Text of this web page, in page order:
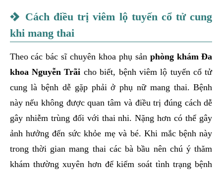
Cách điều trị viêm lộ tuyến cổ tử cung
khi mang thai
Theo các bác sĩ chuyên khoa phụ sản phòng khám Đa
khoa Nguyễn Trãi cho biết, bệnh viêm lộ tuyến cổ tử
cung là bệnh dễ gặp phải ở phụ nữ mang thai. Bệnh
này nếu không được quan tâm và điều trị đúng cách dễ
gây nhiễm trùng đối với thai nhi. Nặng hơn có thể gây
ảnh hưởng đến sức khỏe mẹ và bé. Khi mắc bệnh này
trong thời gian mang thai các bà bầu nên chú ý thăm
khám thường xuyên hơn để kiểm soát tình trạng bệnh